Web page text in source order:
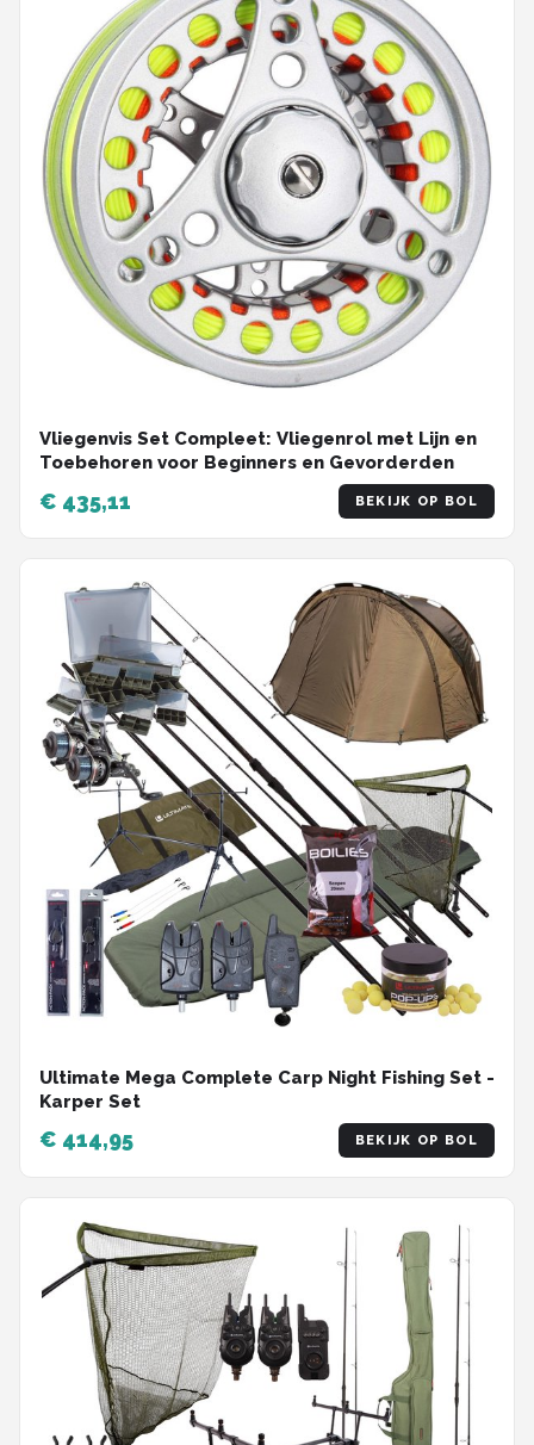
Vliegenvis Set Compleet: Vliegenrol met Lijn en
Toebehoren voor Beginners en Gevorderden
€ 435,11 BEKIJK OP BOL
Ultimate Mega Complete Carp Night Fishing Set -
Karper Set
€ 414,95 BEKIJK OP BOL